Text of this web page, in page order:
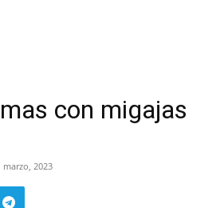
con migajas
marzo, 2023